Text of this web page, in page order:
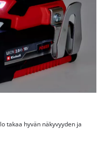
takaa hyvän näkyvyyden ja